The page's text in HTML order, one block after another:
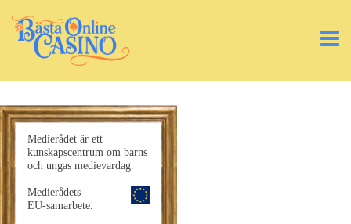
Medierådet är ett
kunskapscentrum om barns
och ungas medievardag.
Medierådets
EU-samarbete.